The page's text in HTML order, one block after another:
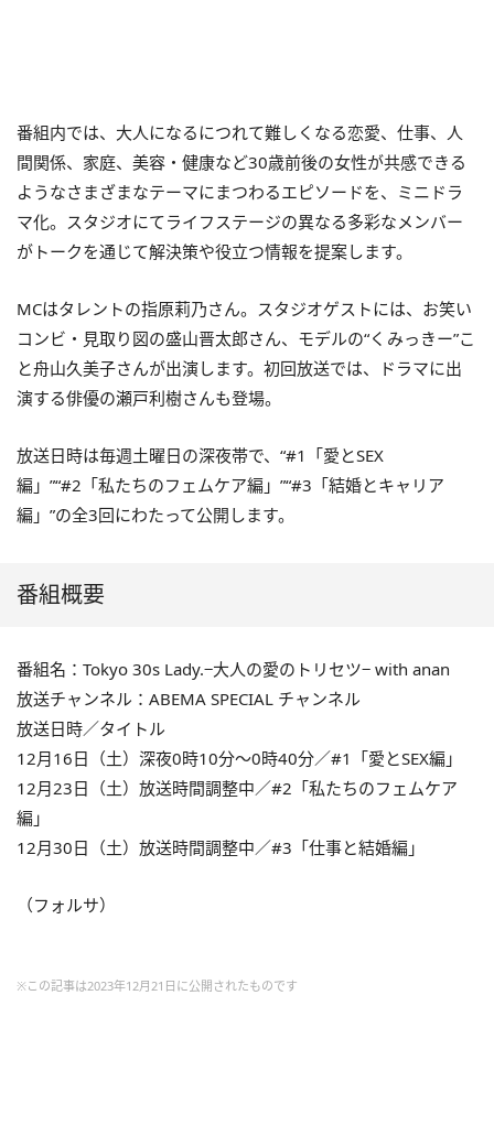
番組内では、大人になるにつれて難しくなる恋愛、仕事、人
間関係、家庭、美容・健康など30歳前後の女性が共感できる
ようなさまざまなテーマにまつわるエピソードを、ミニドラ
マ化。スタジオにてライフステージの異なる多彩なメンバー
がトークを通じて解決策や役立つ情報を提案します。
MCはタレントの指原莉乃さん。スタジオゲストには、お笑い
コンビ・見取り図の盛山晋太郎さん、モデルの“くみっきー”こ
と舟山久美子さんが出演します。初回放送では、ドラマに出
演する俳優の瀬戸利樹さんも登場。
放送日時は毎週土曜日の深夜帯で、“#1「愛とSEX
編」”“#2「私たちのフェムケア編」”“#3「結婚とキャリア
編」”の全3回にわたって公開します。
番組概要
番組名：Tokyo 30s Lady.−大人の愛のトリセツ− with anan
放送チャンネル：ABEMA SPECIAL チャンネル
放送日時／タイトル
12月16日（土）深夜0時10分～0時40分／#1「愛とSEX編」
12月23日（土）放送時間調整中／#2「私たちのフェムケア
編」
12月30日（土）放送時間調整中／#3「仕事と結婚編」
（フォルサ）
※この記事は2023年12月21日に公開されたものです